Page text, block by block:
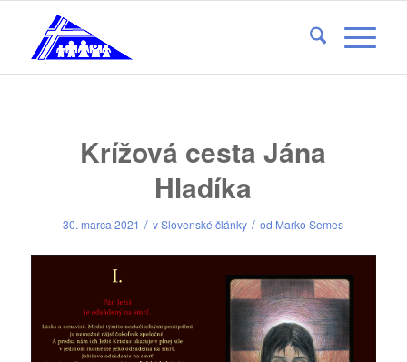
Krížová cesta Jána
Hladíka
30. marca 2021 / vSlovenské články / od Marko Semes